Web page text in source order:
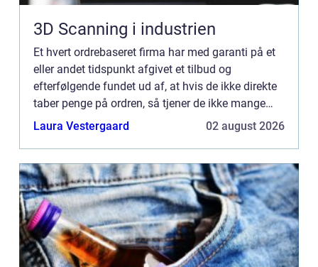
3D Scanning i industrien
Et hvert ordrebaseret firma har med garanti på et
eller andet tidspunkt afgivet et tilbud og
efterfølgende fundet ud af, at hvis de ikke direkte
taber penge på ordren, så tjener de ikke mange
penge på ordren. De fleste har sikkert også prøvet
Laura Vestergaard 02 august 2026